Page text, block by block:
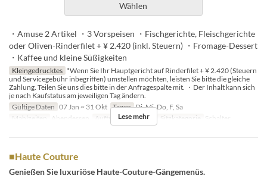
Wählen
・Amuse 2 Artikel ・3 Vorspeisen ・Fischgerichte, Fleischgerichte
oder Oliven-Rinderfilet + ¥ 2.420 (inkl. Steuern) ・Fromage-Dessert
・Kaffee und kleine Süßigkeiten
Kleingedrucktes *Wenn Sie Ihr Hauptgericht auf Rinderfilet + ¥ 2.420 (Steuern
und Servicegebühr inbegriffen) umstellen möchten, leisten Sie bitte die gleiche
Zahlung. Teilen Sie uns dies bitte in der Anfragespalte mit. ・Der Inhalt kann sich
je nach Kaufstatus am jeweiligen Tag ändern.
Gültige Daten 07 Jan ~ 31 Okt Tagen Di, Mi, Do, F, Sa
Mahlzeiten
Abendessen Auftragslimit 1 ~ 4 Sitzkategorie Schalter
Lese mehr
■Haute Couture
Genießen Sie luxuriöse Haute-Couture-Gängemenüs.